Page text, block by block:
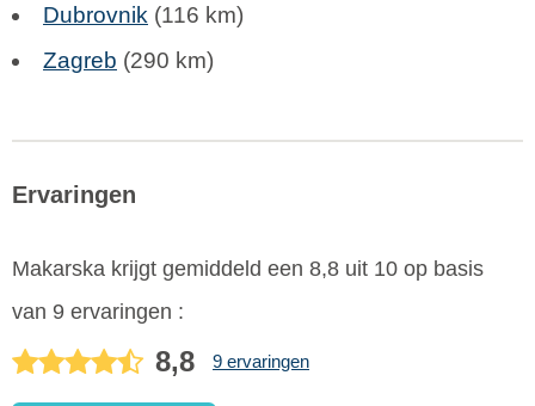
Dubrovnik (116 km)
Zagreb (290 km)
Ervaringen
Makarska krijgt gemiddeld een 8,8 uit 10 op basis
van 9 ervaringen :
8,8 9 ervaringen